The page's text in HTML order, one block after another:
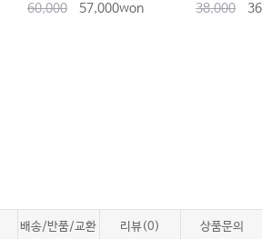
60,000
57,000won 38,000
배송/반품/교환 리뷰(0) 상품문의